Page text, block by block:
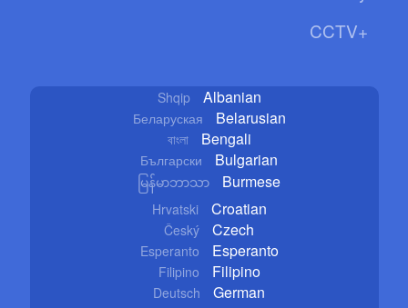
CCTV+
Shqip Albanian
Беларуская Belarusian
বাংলা Bengali
Български Bulgarian
မြန်မာဘာသာ Burmese
Hrvatski Croatian
Český Czech
Esperanto Esperanto
Filipino Filipino
Deutsch German